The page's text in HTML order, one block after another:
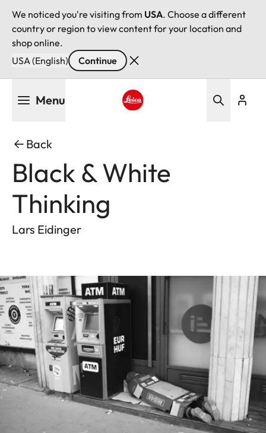
We noticed you're visiting from USA. Choose a different
country or region to view content for your location and
shop online.
USA (English)
Continue
Menu
Back
Black & White
Thinking
Lars Eidinger